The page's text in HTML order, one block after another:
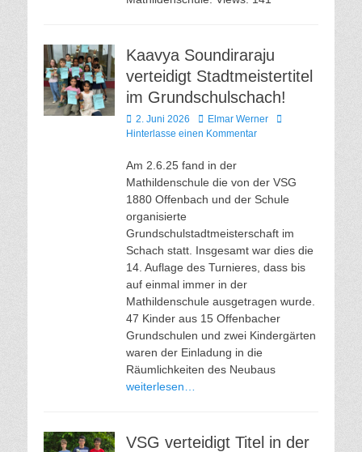
Kaavya Soundiraraju
verteidigt Stadtmeistertitel
im Grundschulschach!
Veröffentlicht
am
2. Juni 2026 AutorElmar Werner
Hinterlasse einen Kommentar
Am 2.6.25 fand in der
Mathildenschule die von der VSG
1880 Offenbach und der Schule
organisierte
Grundschulstadtmeisterschaft im
Schach statt. Insgesamt war dies die
14. Auflage des Turnieres, dass bis
auf einmal immer in der
Mathildenschule ausgetragen wurde.
47 Kinder aus 15 Offenbacher
Grundschulen und zwei Kindergärten
waren der Einladung in die
Räumlichkeiten des Neubaus
weiterlesen…
VSG verteidigt Titel in der